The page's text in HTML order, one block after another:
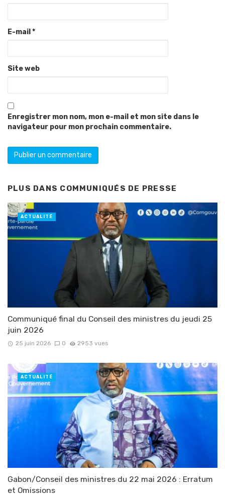
E-mail *
Site web
Enregistrer mon nom, mon e-mail et mon site dans le
navigateur pour mon prochain commentaire.
PLUS DANS COMMUNIQUÉS DE PRESSE
Communiqué final du Conseil des ministres du jeudi 25
juin 2026
25 juin 2026 0 2953 vues
ACTUALITÉ
Gabon/Conseil des ministres du 22 mai 2026 : Erratum
et Omissions
ACTUALITÉ